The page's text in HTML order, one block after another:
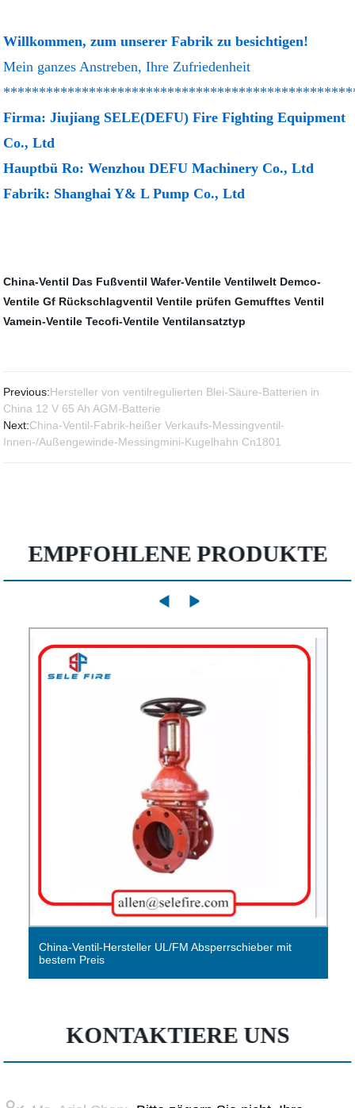
Willkommen, zum unserer Fabrik zu besichtigen!
Mein ganzes Anstreben, Ihre Zufriedenheit
Firma: Jiujiang SELE(DEFU) Fire Fighting Equipment
Co., Ltd
Hauptbü Ro: Wenzhou DEFU Machinery Co., Ltd
Fabrik: Shanghai Y& L Pump Co., Ltd
China-Ventil Das Fußventil Wafer-Ventile Ventilwelt Demco-
Ventile Gf Rückschlagventil Ventile prüfen Gemufftes Ventil
Vamein-Ventile Tecofi-Ventile Ventilansatztyp
Previous:Hersteller von ventilregulierten Blei-Säure-Batterien in
China 12 V 65 Ah AGM-Batterie
Next:China-Ventil-Fabrik-heißer Verkaufs-Messingventil-
Innen-/Außengewinde-Messingmini-Kugelhahn Cn1801
EMPFOHLENE PRODUKTE
Hersteller UL/FM Absperrschieber mit
China
KONTAKTIERE UNS